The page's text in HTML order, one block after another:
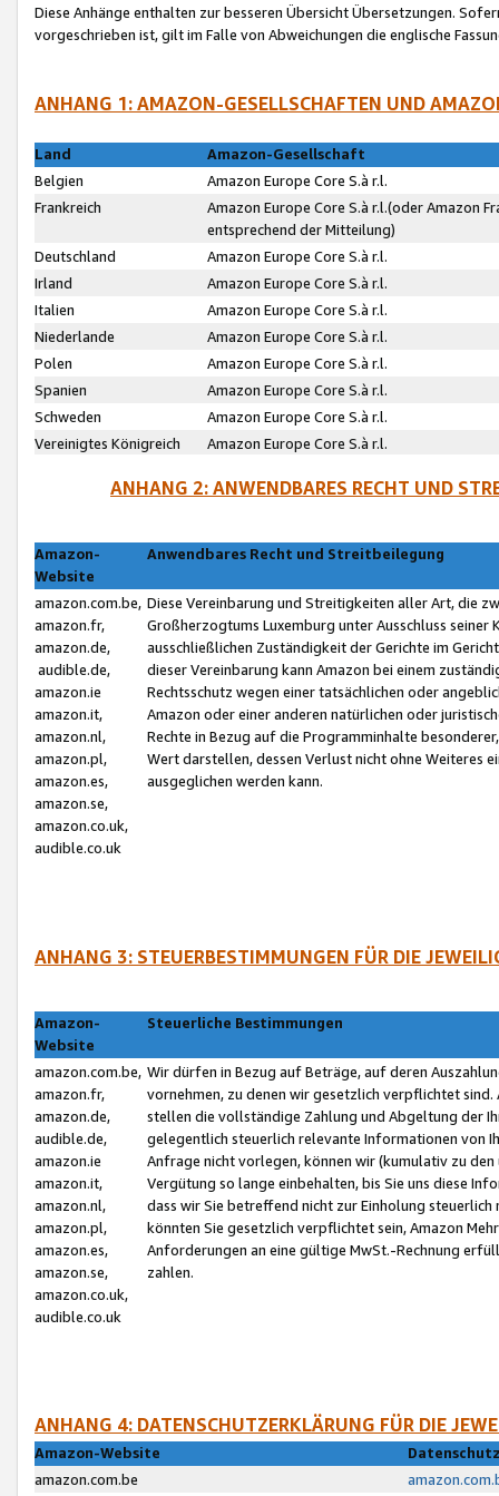
Diese Anhänge enthalten zur besseren Übersicht Übersetzungen.
vorgeschrieben ist, gilt im Falle von Abweichungen die englische
ANHANG 1: AMAZON-GESELLSCHAFTEN UND
Land
Amazon-Gesellschaft
Belgien
Amazon Europe Core S.à r.l.
Frankreich
Amazon Europe Core S.à r.l.(oder Amazon
entsprechend der Mitteilung)
Deutschland
Amazon Europe Core S.à r.l.
Irland
Amazon Europe Core S.à r.l.
Italien
Amazon Europe Core S.à r.l.
Niederlande
Amazon Europe Core S.à r.l.
Polen
Amazon Europe Core S.à r.l.
Spanien
Amazon Europe Core S.à r.l.
Schweden
Amazon Europe Core S.à r.l.
Vereinigtes Königreich
Amazon Europe Core S.à r.l.
ANHANG 2: ANWENDBARES RECHT UND
Amazon-
Website
Anwendbares Recht und Streitbeilegung
amazon.com.be,
amazon.fr,
amazon.de,
audible.de,
amazon.ie
amazon.it,
amazon.nl,
amazon.pl,
amazon.es,
amazon.se,
amazon.co.uk,
audible.co.uk
Diese Vereinbarung und Streitigkeiten aller Art, die
Großherzogtums Luxemburg unter Ausschluss
ausschließlichen Zuständigkeit der Gerichte im
dieser Vereinbarung kann Amazon bei einem
Rechtsschutz wegen einer tatsächlichen oder
Amazon oder einer anderen natürlichen oder
Rechte in Bezug auf die Programminhalte
Wert darstellen, dessen Verlust nicht ohne Weiteres
ausgeglichen werden kann.
ANHANG 3: STEUERBESTIMMUNGEN FÜR DIE
Amazon-
Website
Steuerliche Bestimmungen
amazon.com.be,
amazon.fr,
amazon.de,
audible.de,
amazon.ie
amazon.it,
amazon.nl,
amazon.pl,
amazon.es,
amazon.se,
amazon.co.uk,
audible.co.uk
Wir dürfen in Bezug auf Beträge, auf deren
vornehmen, zu denen wir gesetzlich verpflichtet
stellen die vollständige Zahlung und Abgeltung der
gelegentlich steuerlich relevante Informationen von
Anfrage nicht vorlegen, können wir (kumulativ zu
Vergütung so lange einbehalten, bis Sie uns diese
dass wir Sie betreffend nicht zur Einholung
könnten Sie gesetzlich verpflichtet sein, Amazon
Anforderungen an eine gültige MwSt.-Rechnung
zahlen.
ANHANG 4: DATENSCHUTZERKLÄRUNG FÜR DIE
Amazon-Website
amazon.com.be